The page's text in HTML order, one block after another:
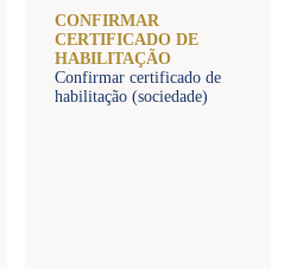
CONFIRMAR
CERTIFICADO DE
HABILITAÇÃO
Confirmar certificado de
habilitação (sociedade)